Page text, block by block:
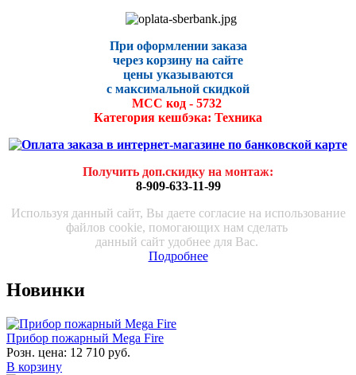
При оформлении заказа
через корзину на сайте
цены указываются
с максимальной скидкой
МСС код - 5732
Категория кешбэка: Техника
Получить доп.скидку на монтаж:
8-909-633-11-99
Используя данный сайт, Вы даете согласие на использование
файлов cookie, помогающих нам сделать
данный сайт удобнее для Вас.
Подробнее
Новинки
Прибор пожарный Mega Fire
Розн. цена: 12 710 руб.
В корзину